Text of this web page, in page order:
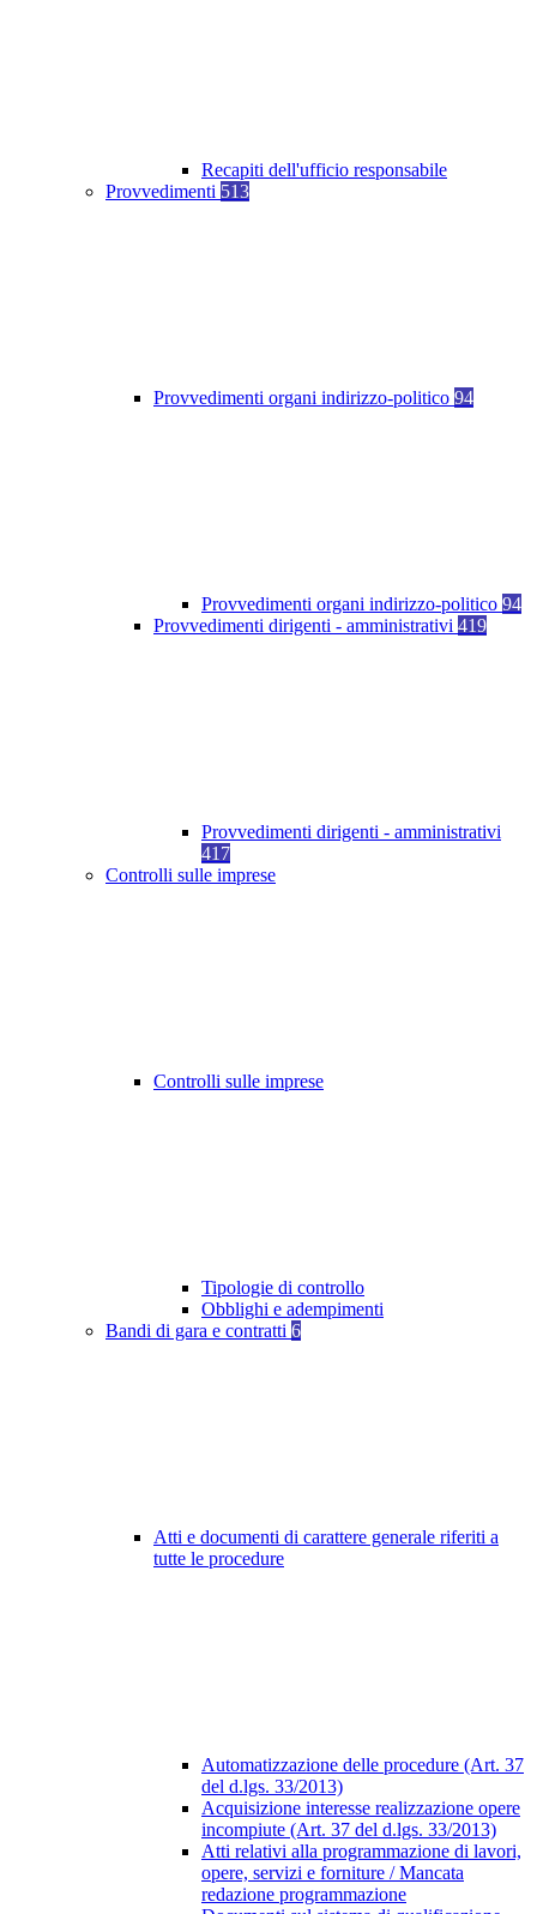
Recapiti dell'ufficio responsabile
Provvedimenti 513
Provvedimenti organi indirizzo-politico 94
Provvedimenti organi indirizzo-politico 94
Provvedimenti dirigenti - amministrativi 419
Provvedimenti dirigenti - amministrativi
417
Controlli sulle imprese
Controlli sulle imprese
Tipologie di controllo
Obblighi e adempimenti
Bandi di gara e contratti 6
Atti e documenti di carattere generale riferiti a
tutte le procedure
Automatizzazione delle procedure (Art. 37
del d.lgs. 33/2013)
Acquisizione interesse realizzazione opere
incompiute (Art. 37 del d.lgs. 33/2013)
Atti relativi alla programmazione di lavori,
opere, servizi e forniture / Mancata
redazione programmazione